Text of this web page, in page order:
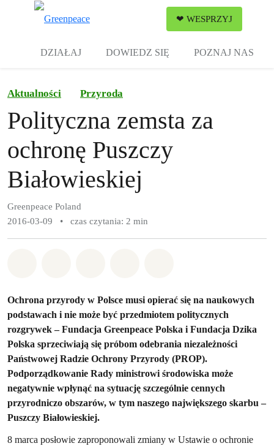
❤ WESPRZYJ
DZIAŁAJ DOWIEDZ SIĘ POZNAJ NAS
Aktualności Przyroda
Polityczna zemsta za
ochronę Puszczy
Białowieskiej
Greenpeace Poland
2016-03-09
• czas czytania: 2 min
Ochrona przyrody w Polsce musi opierać się na naukowych
podstawach i nie może być przedmiotem politycznych
rozgrywek – Fundacja Greenpeace Polska i Fundacja Dzika
Polska sprzeciwiają się próbom odebrania niezależności
Państwowej Radzie Ochrony Przyrody (PROP).
Podporządkowanie Rady ministrowi środowiska może
negatywnie wpłynąć na sytuację szczególnie cennych
przyrodniczo obszarów, w tym naszego największego skarbu –
Puszczy Białowieskiej.
8 marca posłowie zaproponowali zmiany w Ustawie o ochronie